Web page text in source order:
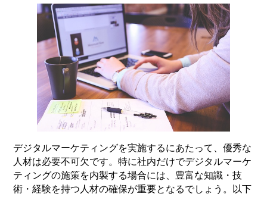
デジタルマーケティングを実施するにあたって、優秀な
人材は必要不可欠です。特に社内だけでデジタルマーケ
ティングの施策を内製する場合には、豊富な知識・技
術・経験を持つ人材の確保が重要となるでしょう。以下